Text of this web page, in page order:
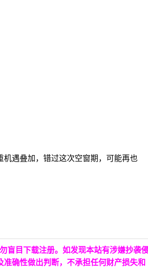
机遇叠加，错过这次空窗期，可能再也
盲目下载注册。如发现本站有涉嫌抄袭
确性做出判断，不承担任何财产损失和